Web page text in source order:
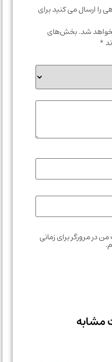
می کنید برای
شد.بخش‌های
برای زمانی